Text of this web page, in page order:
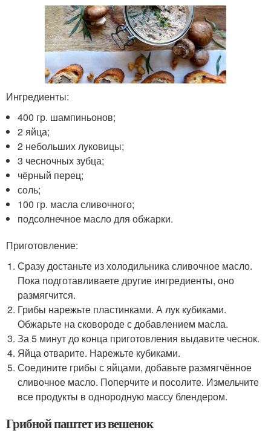
Ингредиенты:
400 гр. шампиньонов;
2 яйца;
2 небольших луковицы;
3 чесночных зубца;
чёрный перец;
соль;
100 гр. масла сливочного;
подсолнечное масло для обжарки.
Приготовление:
Сразу достаньте из холодильника сливочное масло.
Пока подготавливаете другие ингредиенты, оно
размягчится.
Грибы нарежьте пластинками. А лук кубиками.
Обжарьте на сковороде с добавлением масла.
За 5 минут до конца приготовления выдавите чеснок.
Яйца отварите. Нарежьте кубиками.
Соедините грибы с яйцами, добавьте размягчённое
сливочное масло. Поперчите и посолите. Измельчите
все продукты в однородную массу блендером.
Грибной паштет из вешенок